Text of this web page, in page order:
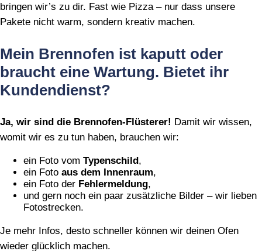
bringen wir’s zu dir. Fast wie Pizza – nur dass unsere
Pakete nicht warm, sondern kreativ machen.
Mein Brennofen ist kaputt oder
braucht eine Wartung. Bietet ihr
Kundendienst?
Ja, wir sind die Brennofen‑Flüsterer! Damit wir wissen,
womit wir es zu tun haben, brauchen wir:
ein Foto vom Typenschild,
ein Foto aus dem Innenraum,
ein Foto der Fehlermeldung,
und gern noch ein paar zusätzliche Bilder – wir lieben
Fotostrecken.
Je mehr Infos, desto schneller können wir deinen Ofen
wieder glücklich machen.